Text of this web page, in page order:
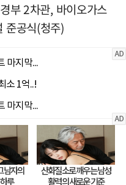
부 2차관, 바이오가스
준공식(청주)